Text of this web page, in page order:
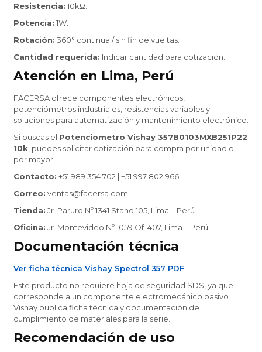
Resistencia: 10kΩ.
Potencia: 1W.
Rotación: 360° continua / sin fin de vueltas.
Cantidad requerida: Indicar cantidad para cotización.
Atención en Lima, Perú
FACERSA ofrece componentes electrónicos,
potenciómetros industriales, resistencias variables y
soluciones para automatización y mantenimiento electrónico.
Si buscas el Potenciometro Vishay 357B0103MXB251P22
10k , puedes solicitar cotización para compra por unidad o
por mayor.
Contacto: +51 989 354 702 | +51 997 802 966.
Correo: ventas@facersa.com.
Tienda: Jr. Paruro Nº 1341 Stand 105, Lima – Perú.
Oficina: Jr. Montevideo Nº 1059 Of. 407, Lima – Perú.
Documentación técnica
Ver ficha técnica Vishay Spectrol 357 PDF
Este producto no requiere hoja de seguridad SDS, ya que
corresponde a un componente electromecánico pasivo.
Vishay publica ficha técnica y documentación de
cumplimiento de materiales para la serie.
Recomendación de uso